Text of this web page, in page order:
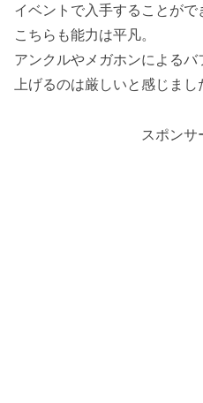
イベントで入手することがで
こちらも能力は平凡。
アンクルやメガホンによる
上げるのは厳しいと感じまし
スポンサ